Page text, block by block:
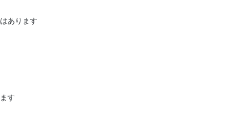
あります
す